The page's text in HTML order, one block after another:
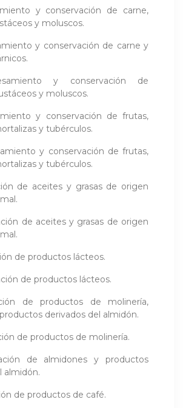
y conservación de carne,
y moluscos.
y conservación de carne y
y conservación de
y moluscos.
y conservación de frutas,
y tubérculos.
y conservación de frutas,
y tubérculos.
de aceites y grasas de origen
de aceites y grasas de origen
de productos lácteos.
de productos lácteos.
de productos de molinería,
derivados del almidón.
de productos de molinería.
de almidones y productos
almidón.
de productos de café.